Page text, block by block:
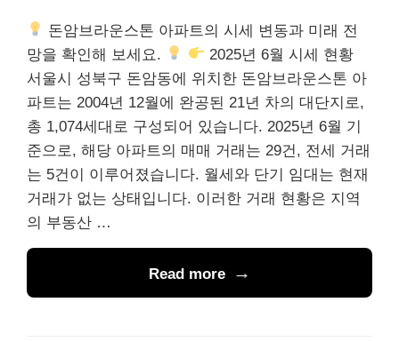
돈암브라운스톤 아파트의 시세 변동과 미래 전
망을 확인해 보세요.
2025년 6월 시세 현황
서울시 성북구 돈암동에 위치한 돈암브라운스톤 아
파트는 2004년 12월에 완공된 21년 차의 대단지로,
총 1,074세대로 구성되어 있습니다. 2025년 6월 기
준으로, 해당 아파트의 매매 거래는 29건, 전세 거래
는 5건이 이루어졌습니다. 월세와 단기 임대는 현재
거래가 없는 상태입니다. 이러한 거래 현황은 지역
의 부동산 …
Read more